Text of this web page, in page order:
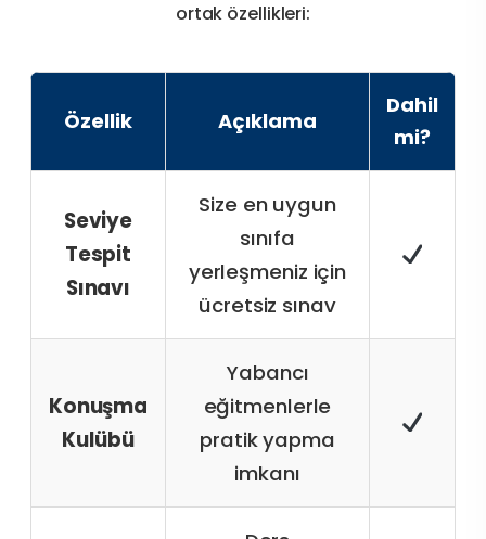
ortak özellikleri:
Özellik Açıklama
Dahil
mi?
Seviye
Tespit
Sınavı
Size en uygun
sınıfa
yerleşmeniz için
ücretsiz sınav
Konuşma
Kulübü
Yabancı
eğitmenlerle
pratik yapma
imkanı